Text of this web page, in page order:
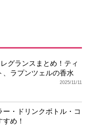
グランスまとめ！ティ
、ラプンツェルの香水
2025/11/11
・ドリンクボトル・コ
め！